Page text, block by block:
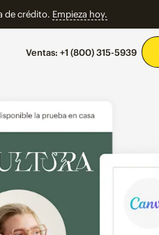
de crédito. Empieza hoy.
Ventas: +1 (800) 315-5939